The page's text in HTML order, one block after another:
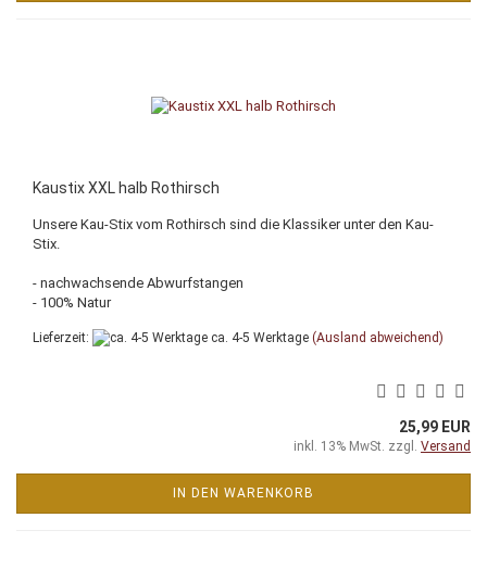
Kaustix XXL halb Rothirsch
Unsere Kau-Stix vom Rothirsch sind die Klassiker unter den Kau-
Stix.
- nachwachsende Abwurfstangen
- 100% Natur
Lieferzeit: ca. 4-5 Werktage (Ausland abweichend)
25,99 EUR
inkl. 13% MwSt. zzgl. Versand
IN DEN WARENKORB